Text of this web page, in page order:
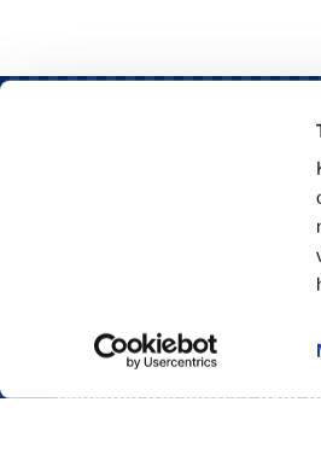
Rauman
Huom! Vientikaupan
040 1828 268(Heini Yli-
Sähköpostiosoitteet ovat